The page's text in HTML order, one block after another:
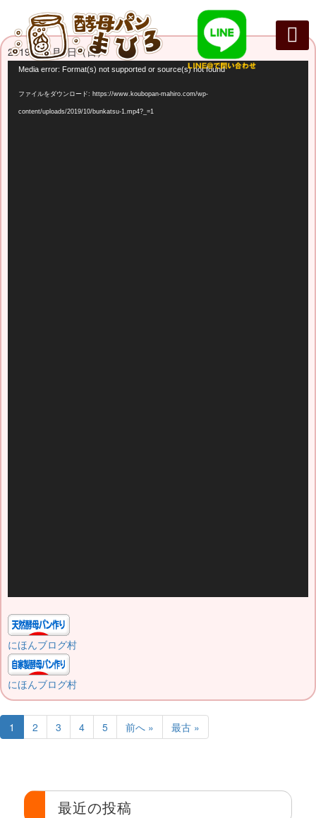
2019年11月3日（日）
Media error: Format(s) not supported or source(s) not found
ファイルをダウンロード: https://www.koubopan-mahiro.com/wp-
content/uploads/2019/10/bunkatsu-1.mp4?_=1
にほんブログ村
にほんブログ村
1 2 3 4 5 前へ » 最古 »
最近の投稿